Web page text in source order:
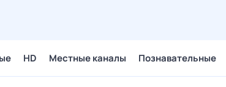
HD Местные каналы Познавательные